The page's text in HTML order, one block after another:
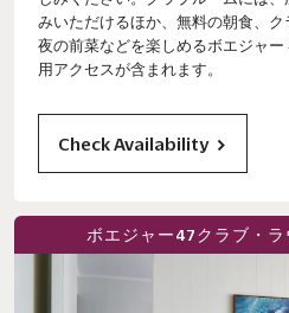
みいただけるほか、無料の朝食、
夜の前菜などを楽しめるボエジャ
用アクセスが含まれます。
Check Availability
ボエジャー47クラブ・